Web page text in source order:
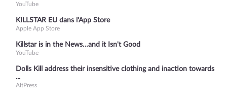
YouTube
KILLSTAR EU dans l'App Store
Apple App Store
Killstar is in the News…and it Isn't Good
YouTube
Dolls Kill address their insensitive clothing and inaction towards
...
AltPress